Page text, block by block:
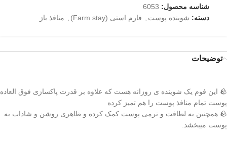
شناسه محصول: 6053
دسته: شوینده پوست فارم استی (Farm stay) منافذ باز
توضیحات
🪨 این فوم یک شوینده ی روزانه هست که علاوه بر قدرت پاکسازی فوق العاده
پوست تمام منافذ پوست را هم تمیز کرده
🪨 همچنین به لطافت و نرمی پوست کمک کرده و ظاهری روشن و شاداب به
پوست میبخشد.